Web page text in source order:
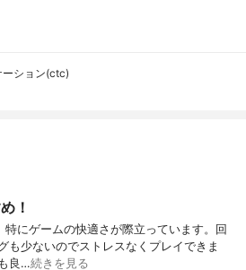
ーション(ctc)
！
にゲームの快適さが際立っています。回
も少ないのでストレスなくプレイできま
良…続きを見る